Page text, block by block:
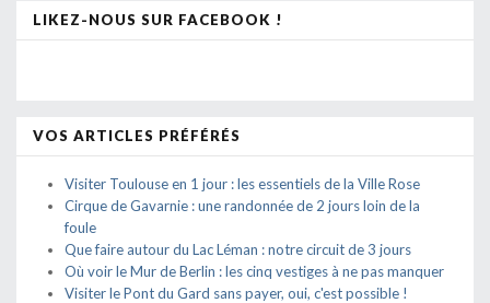
LIKEZ-NOUS SUR FACEBOOK !
VOS ARTICLES PRÉFÉRÉS
Visiter Toulouse en 1 jour : les essentiels de la Ville Rose
Cirque de Gavarnie : une randonnée de 2 jours loin de la
foule
Que faire autour du Lac Léman : notre circuit de 3 jours
Où voir le Mur de Berlin : les cinq vestiges à ne pas manquer
Visiter le Pont du Gard sans payer, oui, c'est possible !